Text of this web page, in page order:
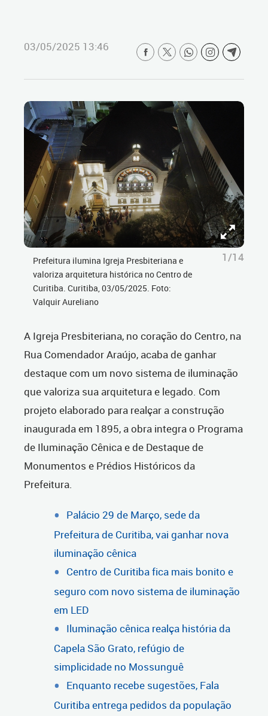
03/05/2025 13:46
Prefeitura ilumina Igreja Presbiteriana e
valoriza arquitetura histórica no Centro de
Curitiba. Curitiba, 03/05/2025. Foto:
Valquir Aureliano
1/14
A Igreja Presbiteriana, no coração do Centro, na
Rua Comendador Araújo, acaba de ganhar
destaque com um novo sistema de iluminação
que valoriza sua arquitetura e legado. Com
projeto elaborado para realçar a construção
inaugurada em 1895, a obra integra o Programa
de Iluminação Cênica e de Destaque de
Monumentos e Prédios Históricos da
Prefeitura.
Palácio 29 de Março, sede da
Prefeitura de Curitiba, vai ganhar nova
iluminação cênica
Centro de Curitiba fica mais bonito e
seguro com novo sistema de iluminação
em LED
Iluminação cênica realça história da
Capela São Grato, refúgio de
simplicidade no Mossunguê
Enquanto recebe sugestões, Fala
Curitiba entrega pedidos da população